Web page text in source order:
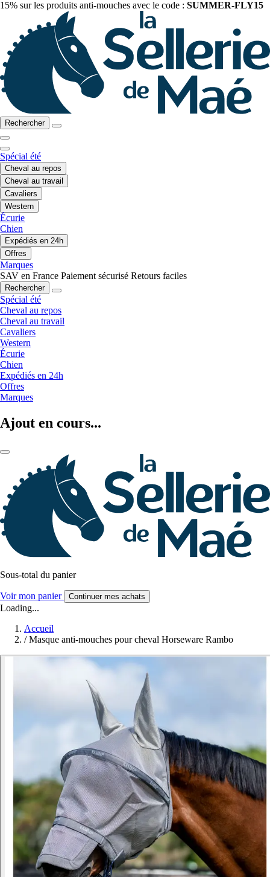
15% sur les produits anti-mouches avec le code : SUMMER-FLY15
Rechercher
Spécial été
Cheval au repos
Cheval au travail
Cavaliers
Western
Écurie
Chien
Expédiés en 24h
Offres
Marques
SAV en France Paiement sécurisé Retours faciles
Rechercher
Spécial été
Cheval au repos
Cheval au travail
Cavaliers
Western
Écurie
Chien
Expédiés en 24h
Offres
Marques
Ajout en cours...
Sous-total du panier
Voir mon panier Continuer mes achats
Loading...
Accueil
/ Masque anti-mouches pour cheval Horseware Rambo